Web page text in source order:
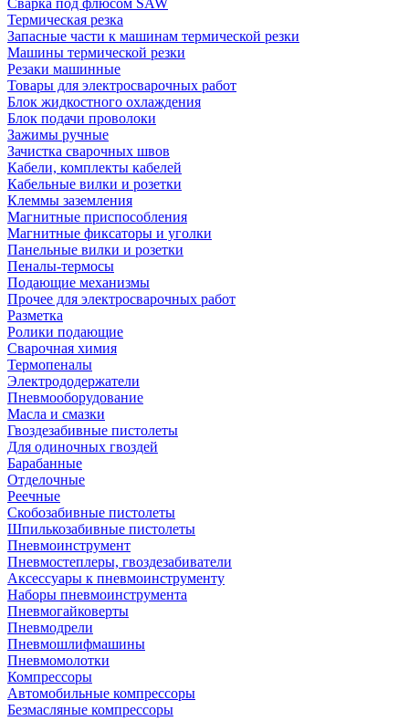
Сварка под флюсом SAW
Термическая резка
Запасные части к машинам термической резки
Машины термической резки
Резаки машинные
Товары для электросварочных работ
Блок жидкостного охлаждения
Блок подачи проволоки
Зажимы ручные
Зачистка сварочных швов
Кабели, комплекты кабелей
Кабельные вилки и розетки
Клеммы заземления
Магнитные приспособления
Магнитные фиксаторы и уголки
Панельные вилки и розетки
Пеналы-термосы
Подающие механизмы
Прочее для электросварочных работ
Разметка
Ролики подающие
Сварочная химия
Термопеналы
Электрододержатели
Пневмооборудование
Масла и смазки
Гвоздезабивные пистолеты
Для одиночных гвоздей
Барабанные
Отделочные
Реечные
Скобозабивные пистолеты
Шпилькозабивные пистолеты
Пневмоинструмент
Пневмостеплеры, гвоздезабиватели
Аксессуары к пневмоинструменту
Наборы пневмоинструмента
Пневмогайковерты
Пневмодрели
Пневмошлифмашины
Пневмомолотки
Компрессоры
Автомобильные компрессоры
Безмасляные компрессоры